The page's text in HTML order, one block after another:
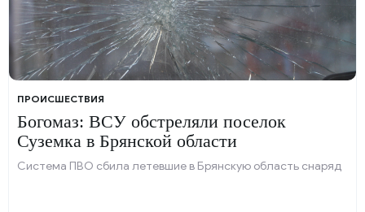
ПРОИСШЕСТВИЯ
Богомаз: ВСУ обстреляли поселок
Суземка в Брянской области
Система ПВО сбила летевшие в Брянскую область снаряд